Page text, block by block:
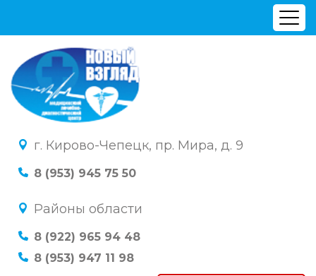
г. Кирово-Чепецк, пр. Мира, д. 9
8 (953) 945 75 50
Районы области
8 (922) 965 94 48
8 (953) 947 11 98